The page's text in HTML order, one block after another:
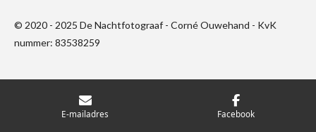
© 2020 - 2025 De Nachtfotograaf - Corné Ouwehand - KvK
nummer: 83538259
E-mailadres Facebook